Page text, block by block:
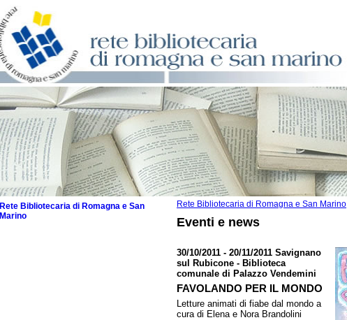
Rete Bibliotecaria di Romagna e San Marino
Eventi e news
30/10/2011 - 20/11/2011 Savignano
sul Rubicone - Biblioteca
comunale di Palazzo Vendemini
FAVOLANDO PER IL MONDO
Letture animati di fiabe dal mondo a
cura di Elena e Nora Brandolini
Rete Bibliotecaria di Romagna e San
Marino